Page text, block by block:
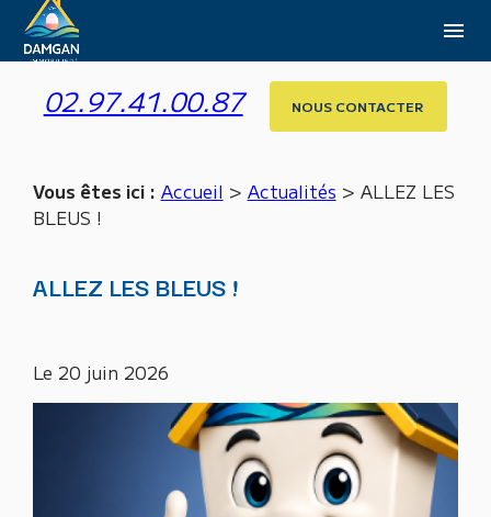
menu
02.97.41.00.87 NOUS CONTACTER
Vous êtes ici : Accueil > Actualités > ALLEZ LES
BLEUS !
ALLEZ LES BLEUS !
Le 20 juin 2026
Panneau de gestion des cookies